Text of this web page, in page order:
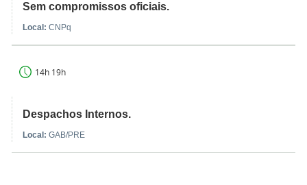
Sem compromissos oficiais.
Local: CNPq
14h 19h
Despachos Internos.
Local: GAB/PRE